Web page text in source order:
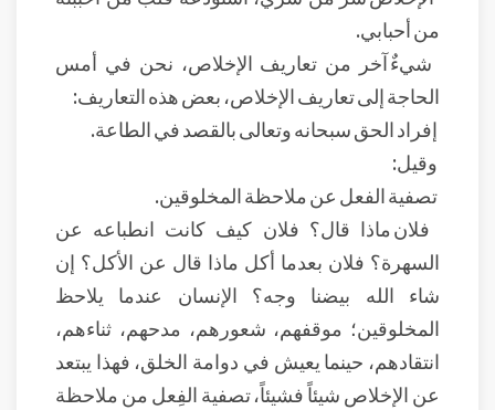
من أحبابي.
شيءٌ آخر من تعاريف الإخلاص، نحن في أمس
الحاجة إلى تعاريف الإخلاص، بعض هذه التعاريف:
إفراد الحق سبحانه وتعالى بالقصد في الطاعة.
وقيل:
تصفية الفعل عن ملاحظة المخلوقين.
فلان ماذا قال؟ فلان كيف كانت انطباعه عن
السهرة؟ فلان بعدما أكل ماذا قال عن الأكل؟ إن
شاء الله بيضنا وجه؟ الإنسان عندما يلاحظ
المخلوقين؛ موقفهم، شعورهم، مدحهم، ثناءهم،
انتقادهم، حينما يعيش في دوامة الخلق، فهذا يبتعد
عن الإخلاص شيئاً فشيئاً، تصفية الفِعل من ملاحظة